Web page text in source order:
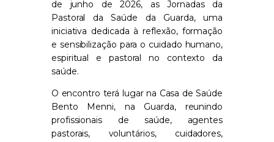
de junho de 2026, as Jornadas da
Pastoral da Saúde da Guarda, uma
iniciativa dedicada à reflexão, formação
e sensibilização para o cuidado humano,
espiritual e pastoral no contexto da
saúde.
O encontro terá lugar na Casa de Saúde
Bento Menni, na Guarda, reunindo
profissionais de saúde, agentes
pastorais, voluntários, cuidadores,